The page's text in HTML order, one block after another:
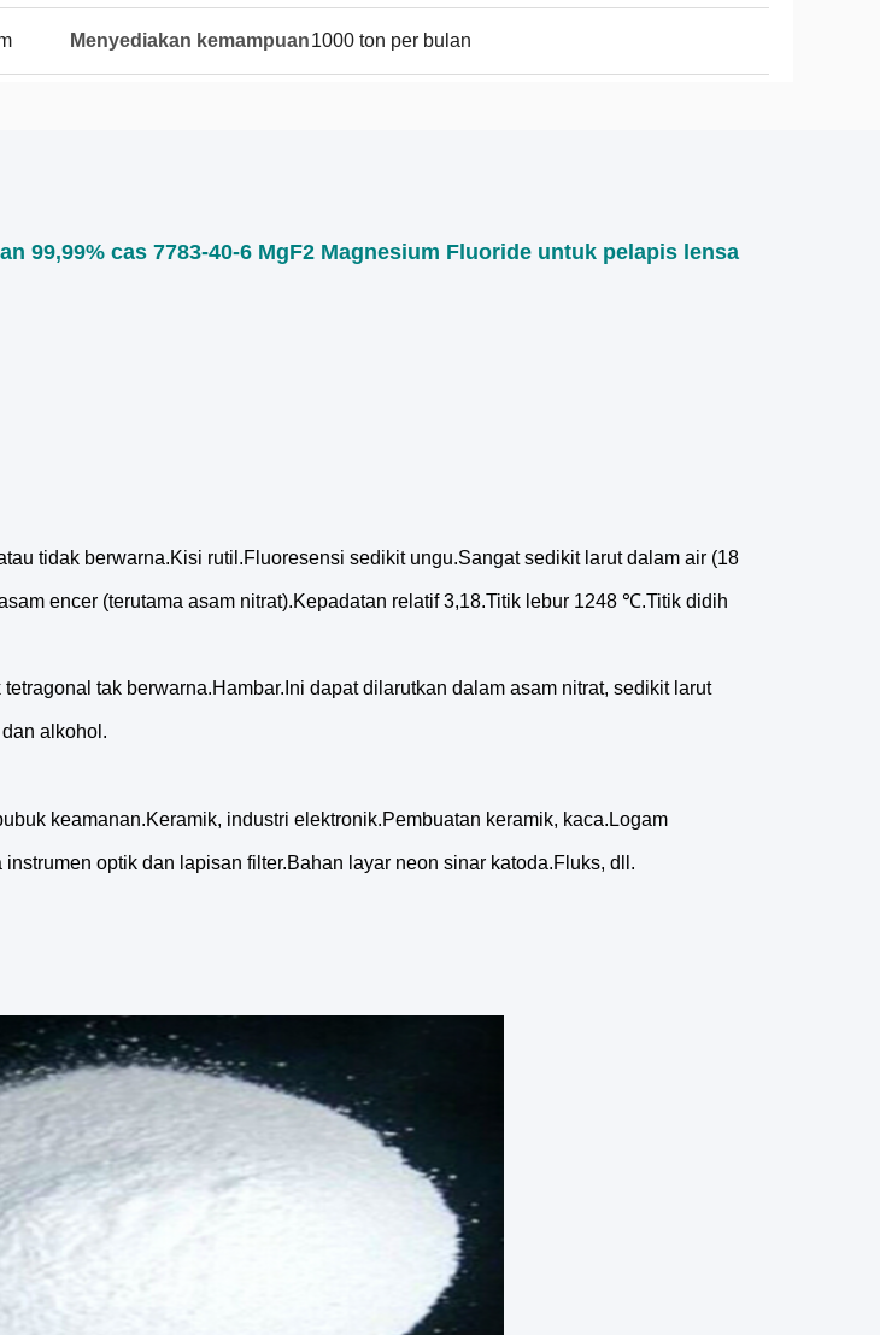
Menyediakan kemampuan1000 ton per bulan
99,99% cas 7783-40-6 MgF2 Magnesium Fluoride untuk pelapis lensa
tidak berwarna.Kisi rutil.Fluoresensi sedikit ungu.Sangat sedikit larut dalam air (18
encer (terutama asam nitrat).Kepadatan relatif 3,18.Titik lebur 1248 ℃.Titik didih
tak berwarna.Hambar.Ini dapat dilarutkan dalam asam nitrat, sedikit larut
alkohol.
keamanan.Keramik, industri elektronik.Pembuatan keramik, kaca.Logam
optik dan lapisan filter.Bahan layar neon sinar katoda.Fluks, dll.